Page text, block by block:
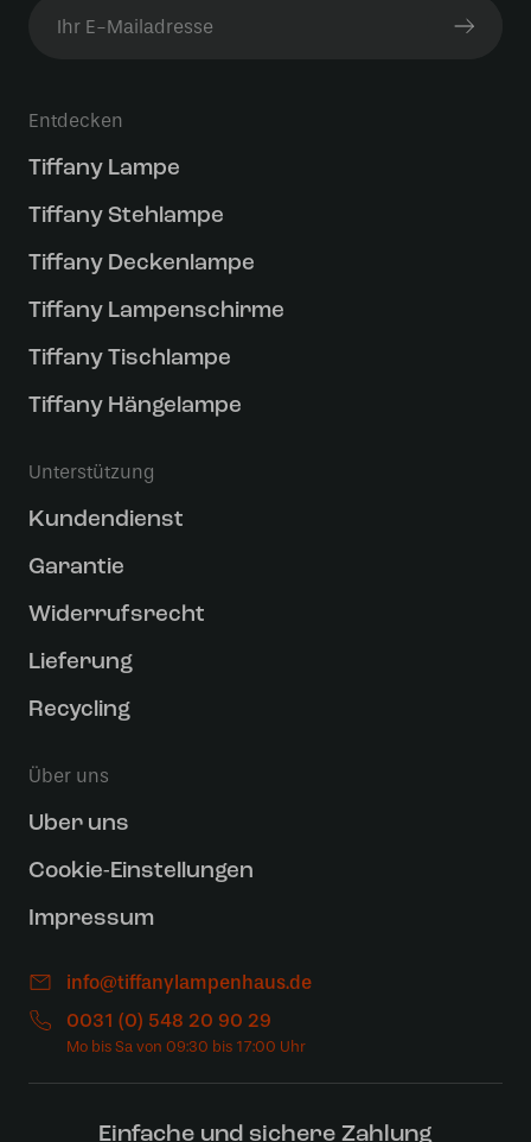
Entdecken
Tiffany Lampe
Tiffany Stehlampe
Tiffany Deckenlampe
Tiffany Lampenschirme
Tiffany Tischlampe
Tiffany Hängelampe
Unterstützung
Kundendienst
Garantie
Widerrufsrecht
Lieferung
Recycling
Über uns
Uber uns
Cookie-Einstellungen
Impressum
info@tiffanylampenhaus.de
0031 (0) 548 20 90 29
Einfache und sichere Zahlung